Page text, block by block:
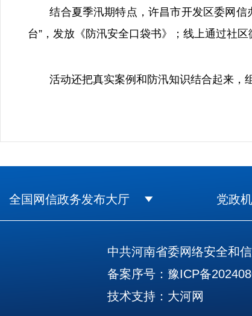
结合夏季汛期特点，许昌市开发区委网信办
台”，发放《防汛安全口袋书》；线上通过社
活动还把真实案例和防汛知识结合起来，组
全国网信政务发布大厅 党政
中共河南省委网络安全和
备案序号：豫ICP备
技术支持： 大河网